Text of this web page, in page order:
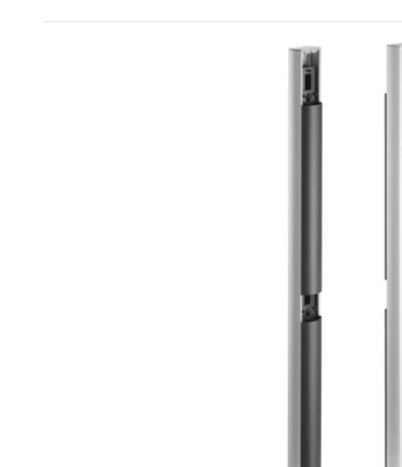
2 uitsparingen op 500 en 1000 mm waarin fotocellen
worden. Door de vlakke achterkant van de staander